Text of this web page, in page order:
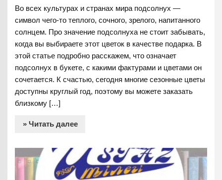
Во всех культурах и странах мира подсолнух —
символ чего-то теплого, сочного, зрелого, напитанного
солнцем. Про значение подсолнуха не стоит забывать,
когда вы выбираете этот цветок в качестве подарка. В
этой статье подробно расскажем, что означает
подсолнух в букете, с какими фактурами и цветами он
сочетается. К счастью, сегодня многие сезонные цветы
доступны круглый год, поэтому вы можете заказать
близкому […]
» Читать далее